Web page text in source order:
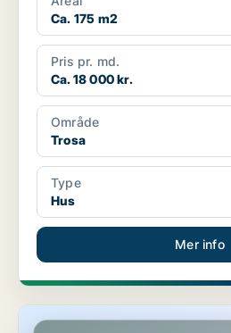
Ca. 175 m2
Pris pr. md.
Ca. 18 000 kr.
Område
Trosa
Type
Hus
Mer info
Hus i Trosa